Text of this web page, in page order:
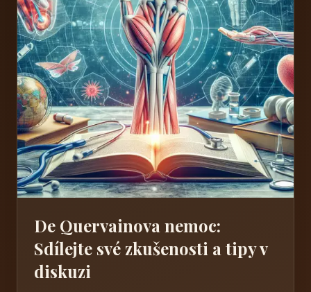
De Quervainova nemoc:
Sdílejte své zkušenosti a tipy v
diskuzi